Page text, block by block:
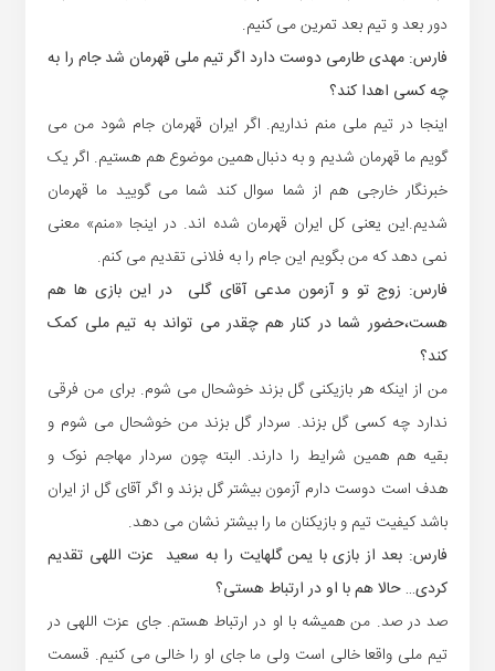
دور بعد و تیم بعد تمرین می کنیم.
فارس: مهدی طارمی دوست دارد اگر تیم ملی قهرمان شد جام را به
چه کسی اهدا کند؟
اینجا در تیم ملی منم نداریم. اگر ایران قهرمان جام شود من می
گویم ما قهرمان شدیم و به دنبال همین موضوع هم هستیم. اگر یک
خبرنگار خارجی هم از شما سوال کند شما می گویید ما قهرمان
شدیم.این یعنی کل ایران قهرمان شده اند. در اینجا «منم» معنی
نمی دهد که من بگویم این جام را به فلانی تقدیم می کنم.
فارس: زوج تو و آزمون مدعی آقای گلی در این بازی ها هم
هست،حضور شما در کنار هم چقدر می تواند به تیم ملی کمک
کند؟
من از اینکه هر بازیکنی گل بزند خوشحال می شوم. برای من فرقی
ندارد چه کسی گل بزند. سردار گل بزند من خوشحال می شوم و
بقیه هم همین شرایط را دارند. البته چون سردار مهاجم نوک و
هدف است دوست دارم آزمون بیشتر گل بزند و اگر آقای گل از ایران
باشد کیفیت تیم و بازیکنان ما را بیشتر نشان می دهد.
فارس: بعد از بازی با یمن گلهایت را به سعید عزت اللهی تقدیم
کردی… حالا هم با او در ارتباط هستی؟
صد در صد. من همیشه با او در ارتباط هستم. جای عزت اللهی در
تیم ملی واقعا خالی است ولی ما جای او را خالی می کنیم. قسمت